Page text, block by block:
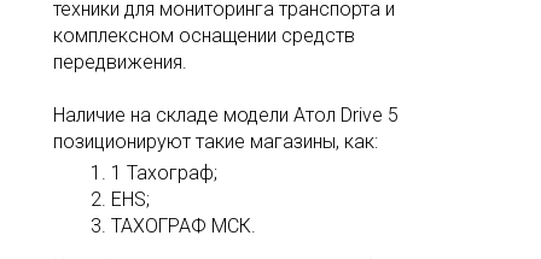
техники для мониторинга транспорта и
комплексном оснащении средств
передвижения.
Наличие на складе модели Атол Drive 5
позиционируют такие магазины, как:
1 Тахограф;
EHS;
ТАХОГРАФ МСК.